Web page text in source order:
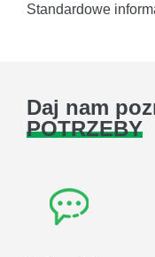
Standardowe
Daj nam
POTRZEBY